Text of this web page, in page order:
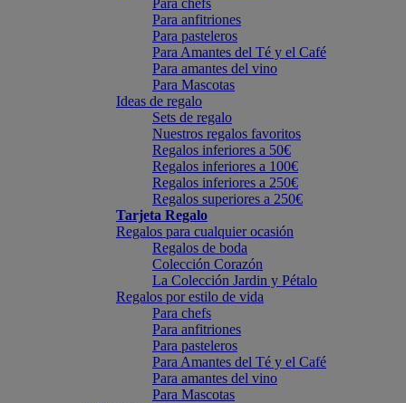
Para chefs
Para anfitriones
Para pasteleros
Para Amantes del Té y el Café
Para amantes del vino
Para Mascotas
Ideas de regalo
Sets de regalo
Nuestros regalos favoritos
Regalos inferiores a 50€
Regalos inferiores a 100€
Regalos inferiores a 250€
Regalos superiores a 250€
Tarjeta Regalo
Regalos para cualquier ocasión
Regalos de boda
Colección Corazón
La Colección Jardin y Pétalo
Regalos por estilo de vida
Para chefs
Para anfitriones
Para pasteleros
Para Amantes del Té y el Café
Para amantes del vino
Para Mascotas